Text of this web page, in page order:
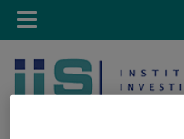
Saltar al contenido
Toggle
navigation